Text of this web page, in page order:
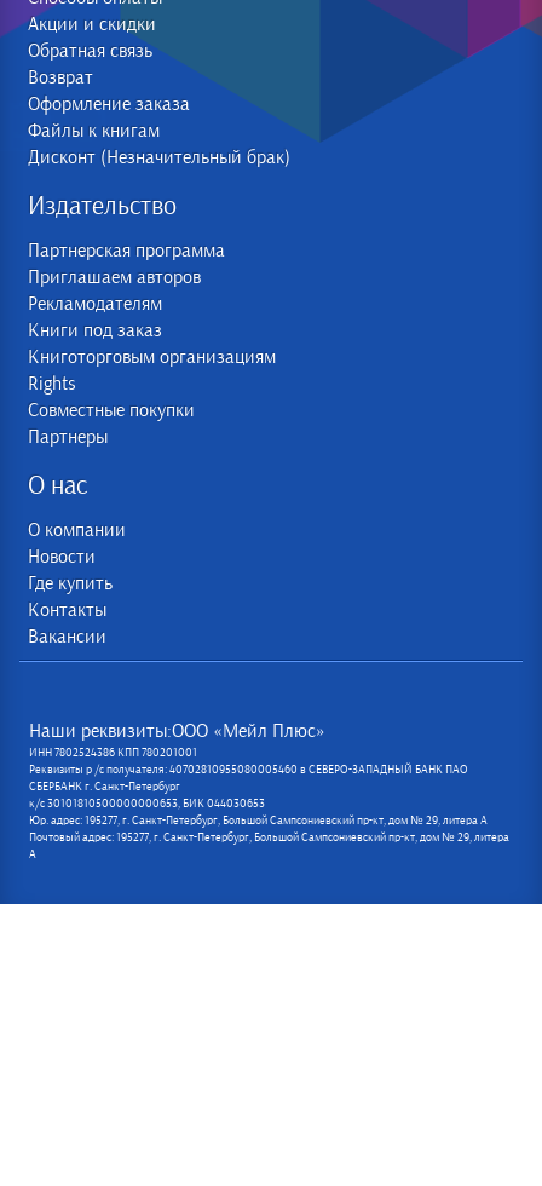
Акции и скидки
Обратная связь
Возврат
Оформление заказа
Файлы к книгам
Дисконт (Незначительный брак)
Издательство
Партнерская программа
Приглашаем авторов
Рекламодателям
Книги под заказ
Книготорговым организациям
Rights
Совместные покупки
Партнеры
О нас
О компании
Новости
Где купить
Контакты
Вакансии
Наши реквизиты:ООО «Мейл Плюс»
ИНН 7802524386 КПП 780201001
Реквизиты р /с получателя: 40702810955080005460 в СЕВЕРО-ЗАПАДНЫЙ БАНК ПАО
СБЕРБАНК г. Санкт-Петербург
к/с 30101810500000000653, БИК 044030653
Юр. адрес: 195277, г. Санкт-Петербург, Большой Сампсониевский пр-кт, дом № 29, литера А
Почтовый адрес: 195277, г. Санкт-Петербург, Большой Сампсониевский пр-кт, дом № 29, литера
А